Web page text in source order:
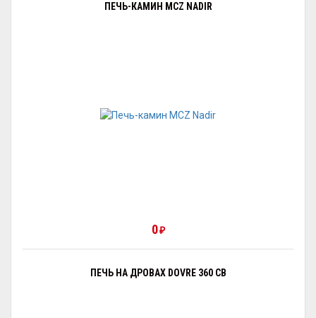
ПЕЧЬ-КАМИН MCZ NADIR
0₽
ПЕЧЬ НА ДРОВАХ DOVRE 360 CB